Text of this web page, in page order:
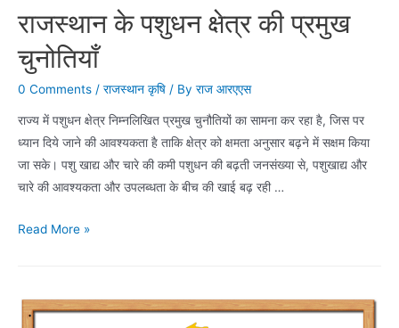
राजस्थान के पशुधन क्षेत्र की प्रमुख
चुनोतियाँ
0 Comments / राजस्थान कृषि / By राज आरएएस
राज्य में पशुधन क्षेत्र निम्नलिखित प्रमुख चुनौतियों का सामना कर रहा है, जिस पर
ध्यान दिये जाने की आवश्यकता है ताकि क्षेत्र को क्षमता अनुसार बढ़ने में सक्षम किया
जा सके। पशु खाद्य और चारे की कमी पशुधन की बढ़ती जनसंख्या से, पशुखाद्य और
चारे की आवश्यकता और उपलब्धता के बीच की खाई बढ़ रही …
राजस्थान
की
Read More »